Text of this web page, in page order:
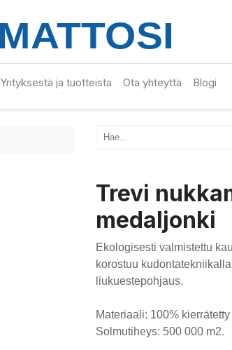
Yrityksestä ja tuotteista Ota yhteyttä Blogi
Trevi
medaljonki
Ekologisesti valmistettu
korostuu
liukuestepohjaus.
Materiaali: 100%
Solmutiheys: 500 000 m2.